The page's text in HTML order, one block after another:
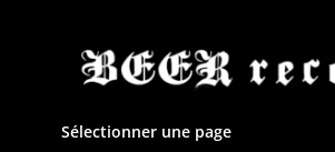
Sélectionner une page